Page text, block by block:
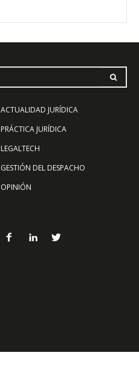
ACTUALIDAD JURÍDICA
PRÁCTICA JURÍDICA
LEGALTECH
GESTIÓN DEL DESPACHO
OPINIÓN